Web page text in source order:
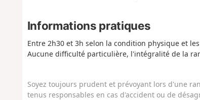
Informations pratiques
Entre 2h30 et 3h selon la condition physique et
Aucune difficulté particulière, l'intégralité de la
Soyez toujours prudent et prévoyant lors d'une
tenus responsables en cas d'accident ou de